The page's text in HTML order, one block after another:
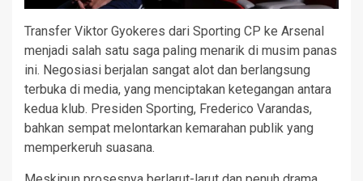
Transfer Viktor Gyokeres dari Sporting CP ke Arsenal
menjadi salah satu saga paling menarik di musim panas
ini. Negosiasi berjalan sangat alot dan berlangsung
terbuka di media, yang menciptakan ketegangan antara
kedua klub. Presiden Sporting, Frederico Varandas,
bahkan sempat melontarkan kemarahan publik yang
memperkeruh suasana.